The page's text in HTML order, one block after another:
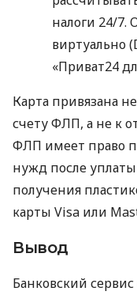
налоги 24/
виртуально
«Приват24
Карта привязана
счету ФЛП, а не к
ФЛП имеет право
нужд после уплаты
получения
карты Visa или
Вывод
Банковский